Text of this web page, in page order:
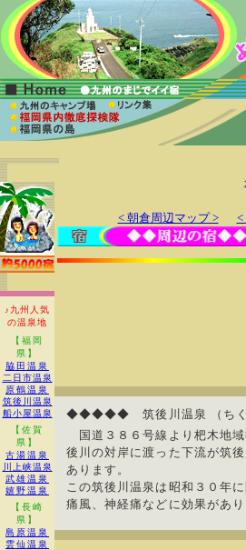
♪九州人気
の温泉地
【福岡
県】
脇田温泉
二日市温泉
原鶴温泉
筑後川温泉
船小屋温泉
【佐賀
県】
古湯温泉
川上峡温泉
武雄温泉
嬉野温泉
【長崎
県】
島原温泉
雲仙温泉
< 朝倉周辺マップ > <
◆◆◆◆◆ 筑後川温泉 （ち
国道３８６号線より杷木地
後川の対岸に渡った下流が筑
あります。
この筑後川温泉は昭和３０年
痛風、神経痛などに効果があり